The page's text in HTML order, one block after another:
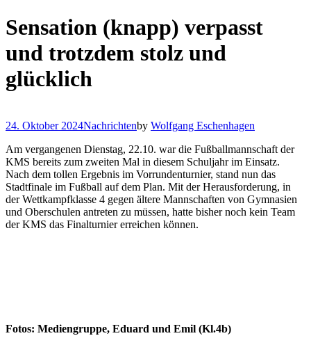
Sensation (knapp) verpasst
und trotzdem stolz und
glücklich
24. Oktober 2024Nachrichtenby Wolfgang Eschenhagen
Am vergangenen Dienstag, 22.10. war die Fußballmannschaft der
KMS bereits zum zweiten Mal in diesem Schuljahr im Einsatz.
Nach dem tollen Ergebnis im Vorrundenturnier, stand nun das
Stadtfinale im Fußball auf dem Plan. Mit der Herausforderung, in
der Wettkampfklasse 4 gegen ältere Mannschaften von Gymnasien
und Oberschulen antreten zu müssen, hatte bisher noch kein Team
der KMS das Finalturnier erreichen können.
Fotos: Mediengruppe, Eduard und Emil (Kl.4b)